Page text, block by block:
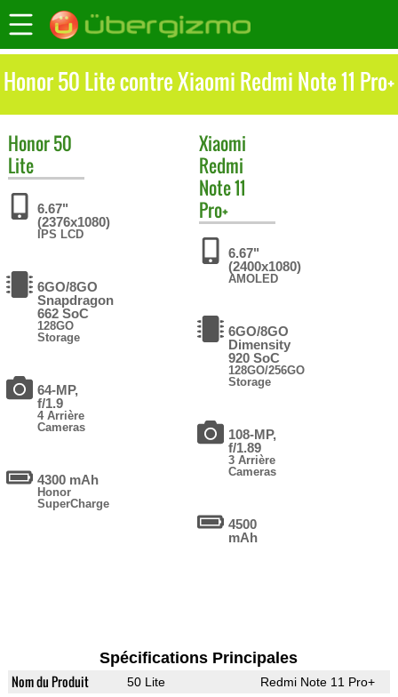
Honor 50 Lite contre Xiaomi Redmi Note 11 Pro+
Honor50
Lite
6.67"
(2376x1080)
IPS LCD
6GO/8GO
Snapdragon
662 SoC
128GO
Storage
64-MP,
f/1.9
4 Arrière
Cameras
4300 mAh
Honor
SuperCharge
Xiaomi
Redmi
Note 11
Pro+
6.67"
(2400x1080)
AMOLED
6GO/8GO
Dimensity
920 SoC
128GO/256GO
Storage
108-MP,
f/1.89
3 Arrière
Cameras
4500
mAh
Spécifications Principales
Nom du Produit 50 Lite Redmi Note 11 Pro+